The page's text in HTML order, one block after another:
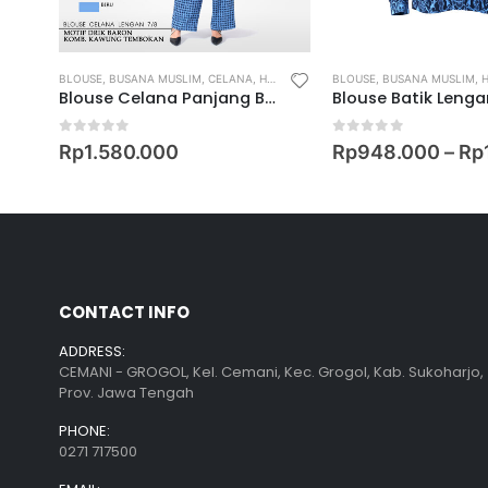
BLOUSE BUSANA MUSLIM CELANA HANDMADE COLLECTION ,WOMEN ,
Blouse Celana Panjang Batik Lengan 7/8 Motif Drik Baron Kombinasi Kawung Tembokan
out of 5
Rp1.580.000
BLOUSE BUSANA MUSLIM
out of 5
Rp948.000 – Rp
CONTACT INFO
ADDRESS:
CEMANI - GROGOL, Kel. Cemani, Kec. Grogol, Kab. Sukoharjo,
Prov. Jawa Tengah
PHONE:
0271 717500